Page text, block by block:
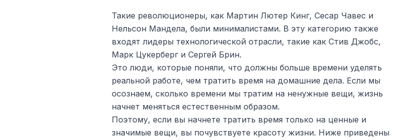
Такие революционеры, как Мартин Лютер Кинг, Сесар Чавес и
Нельсон Мандела, были минималистами. В эту категорию также
входят лидеры технологической отрасли, такие как Стив Джобс,
Марк Цукерберг и Сергей Брин.
Это люди, которые поняли, что должны больше времени уделять
реальной работе, чем тратить время на домашние дела. Если мы
осознаем, сколько времени мы тратим на ненужные вещи, жизнь
начнет меняться естественным образом.
Поэтому, если вы начнете тратить время только на ценные и
значимые вещи, вы почувствуете красоту жизни. Ниже приведены